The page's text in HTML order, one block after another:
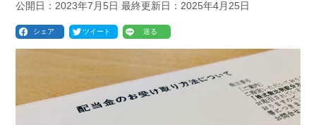
公開日： 2023年7月5日 最終更新日： 2025年4月25日
シェア ツイート 送る